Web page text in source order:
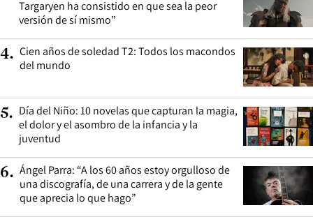
Targaryen ha consistido en que sea la peor
versión de sí mismo”
4. Cien años de soledad T2: Todos los macondos
del mundo
5. Día del Niño: 10 novelas que capturan la magia,
el dolor y el asombro de la infancia y la
juventud
6. Ángel Parra: “A los 60 años estoy orgulloso de
una discografía, de una carrera y de la gente
que aprecia lo que hago”